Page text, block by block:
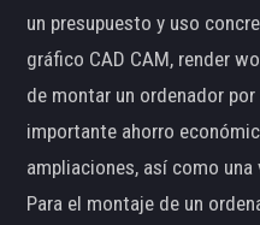
un presupuesto y uso
gráfico CAD CAM, render
de montar un ordenador
importante ahorro
ampliaciones, así como
Para el montaje de un